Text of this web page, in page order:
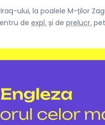
Iraq-ului, la poalele M-ților
de expl. și de prelucr.